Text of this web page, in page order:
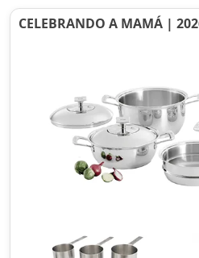
CELEBRANDO A MAMÁ |